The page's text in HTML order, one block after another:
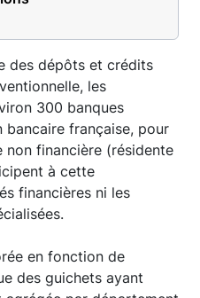
des dépôts et crédits
les
300 banques
bancaire française, pour
financière (résidente
à cette
financières ni les
en fonction de
des guichets ayant